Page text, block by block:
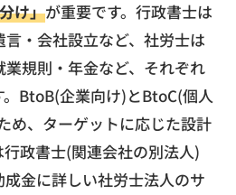
け」が重要です。行政書士は
・会社設立など、社労士は
規則・年金など、それぞれ
BtoB(企業向け)とBtoC(個人
め、ターゲットに応じた設計
政書士(関連会社の別法人)
金に詳しい社労士法人のサ